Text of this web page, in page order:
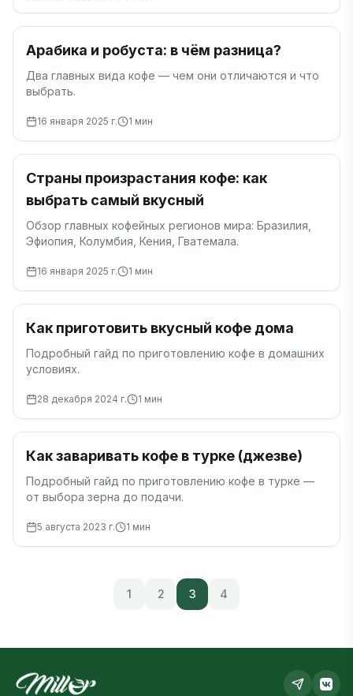
Кофе
Арабика и робуста: в чём разница?
Два главных вида кофе — чем они отличаются и что
выбрать.
16 января 2025 г. 1 мин
Кофе
Страны произрастания кофе: как
выбрать самый вкусный
Обзор главных кофейных регионов мира: Бразилия,
Эфиопия, Колумбия, Кения, Гватемала.
16 января 2025 г. 1 мин
Гайды
Как приготовить вкусный кофе дома
Подробный гайд по приготовлению кофе в домашних
условиях.
28 декабря 2024 г. 1 мин
Гайды
Как заваривать кофе в турке (джезве)
Подробный гайд по приготовлению кофе в турке —
от выбора зерна до подачи.
5 августа 2023 г. 1 мин
1 2 3 4